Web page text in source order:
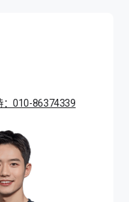
：010-86374339